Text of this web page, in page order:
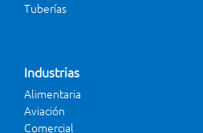
Tuberías
Industrias
Alimentaria
Aviación
Comercial